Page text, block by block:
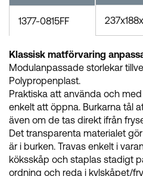
1377-0815FF
Klassisk matförvaring
Modulanpassade storlekar
Polypropenplast.
Praktiska att använda och
enkelt att öppna. Burkarna tål
även om de tas direkt ifrån
Det transparenta materialet
är i burken. Travas enkelt i
köksskåp och staplas stadigt
ordning och reda i kylskåpet/